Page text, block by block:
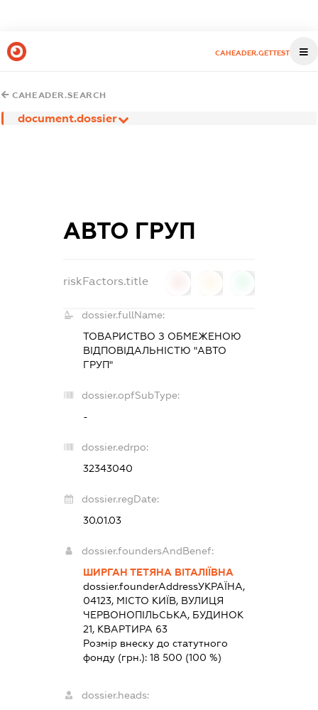
CAHEADER.GETTEST
CAHEADER.SEARCH
document.dossier
АВТО ГРУП
riskFactors.title
dossier.fullName:
ТОВАРИСТВО З ОБМЕЖЕНОЮ
ВІДПОВІДАЛЬНІСТЮ "АВТО
ГРУП"
dossier.opfSubType:
-
dossier.edrpo:
32343040
dossier.regDate:
30.01.03
dossier.foundersAndBenef:
ШИРГАН ТЕТЯНА ВІТАЛІЇВНА
dossier.founderAddressУКРАЇНА,
04123, МІСТО КИЇВ, ВУЛИЦЯ
ЧЕРВОНОПІЛЬСЬКА, БУДИНОК
21, КВАРТИРА 63
Розмір внеску до статутного
фонду (грн.):18 500 (100 %)
dossier.heads: